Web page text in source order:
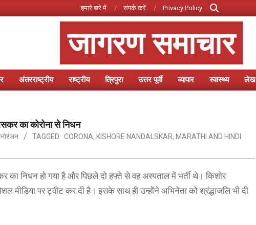
हमारे बारे में संपर्क करें Privacy Policy
Search
जागरण समाचार
Primary
अंतरराष्ट्रीय राष्ट्रीय त्रिपुरा उत्तर पूर्वी व्यापार स्वास्थ्य लेख
का कोरोना से निधन
TAGGED: CORONA, KISHORE NANDALSKAR, MARATHI AND HINDI
का निधन हो गया है और पिछले दो हफ्ते से वह अस्पताल में भर्ती थे। किशोर
पर ट्वीट कर दी है। इसके साथ ही उन्होंने अभिनेता को श्रंद्धाजलि भी दी